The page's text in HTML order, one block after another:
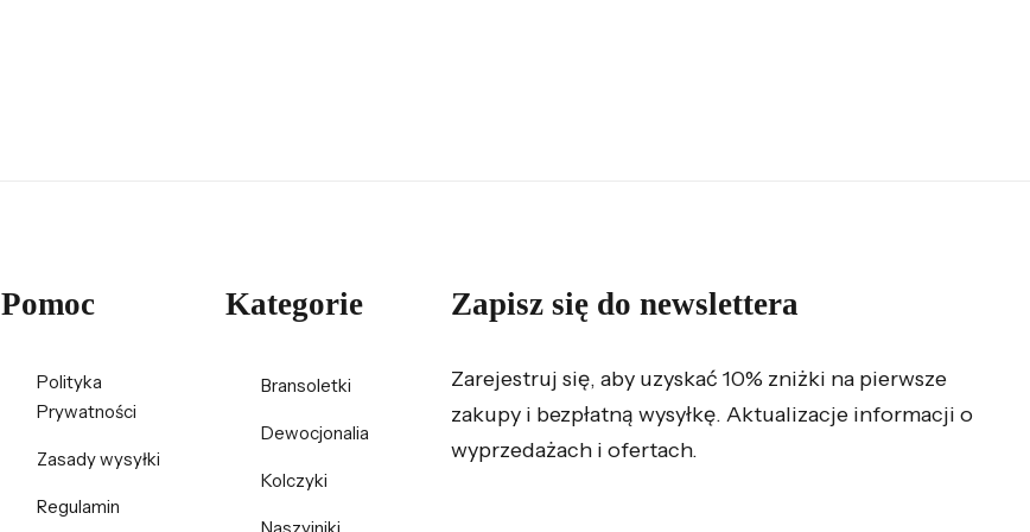
Pomoc
Polityka
Prywatności
Zasady wysyłki
Regulamin
Kategorie
Bransoletki
Dewocjonalia
Kolczyki
Zapisz się do newslettera
Zarejestruj się, aby uzyskać 10% zniżki na pierwsze
zakupy i bezpłatną wysyłkę. Aktualizacje informacji o
wyprzedażach i ofertach.